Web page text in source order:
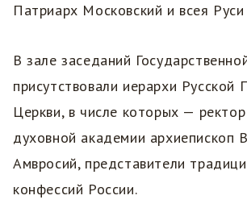
Патриарх Московский и всея
В зале заседаний
присутствовали иерархи Русской
Церкви, в числе которых —
духовной академии архиепископ
Амвросий, представители
конфессий России.